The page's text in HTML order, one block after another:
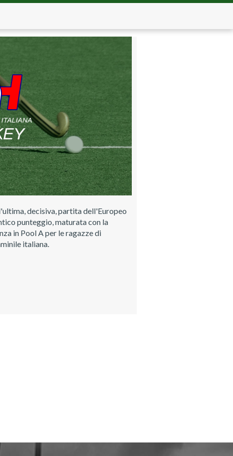
decisiva, partita dell'Europeo
punteggio, maturata con la
in Pool A per le ragazze di
italiana.